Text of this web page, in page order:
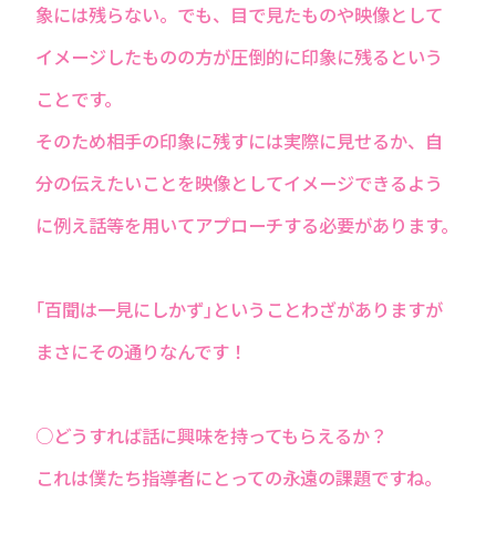
象には残らない。でも、目で見たものや映像として
イメージしたものの方が圧倒的に印象に残るという
ことです。
そのため相手の印象に残すには実際に見せるか、自
分の伝えたいことを映像としてイメージできるよう
に例え話等を用いてアプローチする必要があります。
｢百聞は一見にしかず｣ということわざがありますが
まさにその通りなんです！
○どうすれば話に興味を持ってもらえるか？
これは僕たち指導者にとっての永遠の課題ですね。